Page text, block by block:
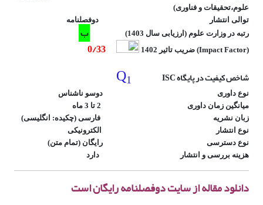
علوم،تحقیقات و فناوری)
توالی انتشار دوفصلنامه
رتبه در وزارت علوم (ارزیابی سال 1403)
ب
(Impact Factor) ضریب تاثیر 1402 0/33
شاخص کیفیت در پایگاه ISC Q1
نوع داوری دوسو ناشناس
میانگین زمان داوری 2 تا 3 ماه
زبان نشریه فارسی (چکیده: انگلیسی)
نوع انتشار الکترونیکی
نوع دسترسی رایگان (تمام متن)
هزینه بررسی و انتشار دارد
دانلود مقاله از سایت دوفصلنامه رایگان است